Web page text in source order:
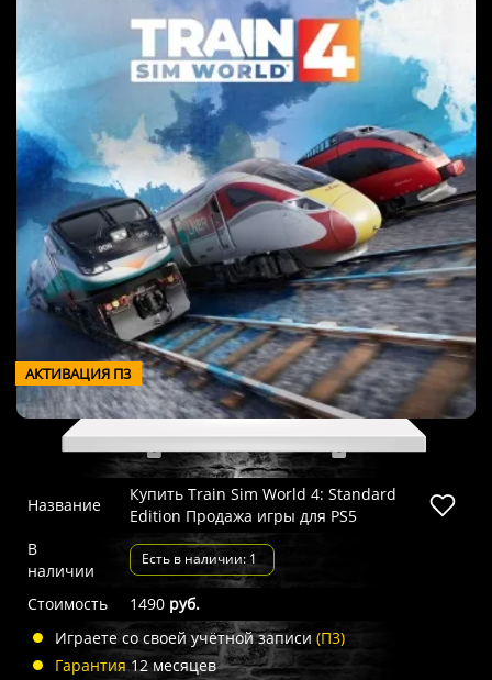
АКТИВАЦИЯ П3
Название
Купить Train Sim World 4: Standard
Edition Продажа игры для PS5
В
наличии
Есть в наличии: 1
Стоимость 1490 руб.
Играете со своей учётной записи (П3)
Гарантия12 месяцев